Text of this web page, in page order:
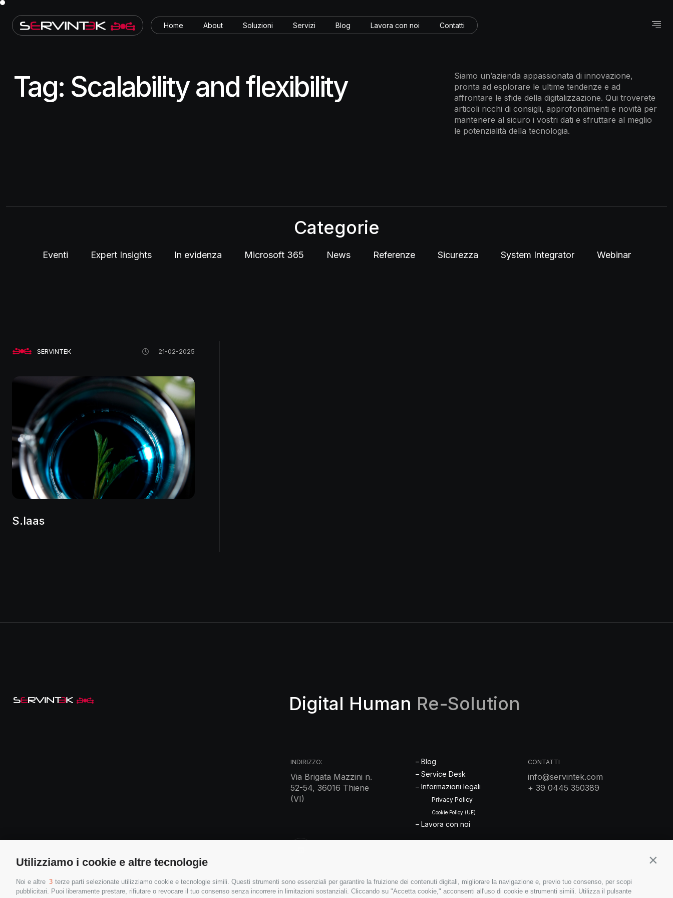
Utilizziamo i cookie e altre tecnologie
Noi e altre 3 terze parti selezionate utilizziamo cookie e tecnologie simili. Questi strumenti sono essenziali per garantire la fruizione dei contenuti digitali, migliorare la navigazione e, previo tuo consenso, per scopi
pubblicitari. Puoi liberamente prestare, rifiutare o revocare il tuo consenso senza incorrere in limitazioni sostanziali. Cliccando su "Accetta cookie," acconsenti all'uso di cookie e strumenti simili. Utilizza il pulsante
Home About Soluzioni Servizi Blog Lavora con noi Contatti
Tag: Scalability and flexibility
Siamo un’azienda appassionata di innovazione,
pronta ad esplorare le ultime tendenze e ad
affrontare le sfide della digitalizzazione. Qui troverete
articoli ricchi di consigli, approfondimenti e novità per
mantenere al sicuro i vostri dati e sfruttare al meglio
le potenzialità della tecnologia.
Categorie
Eventi Expert Insights In evidenza Microsoft 365 News Referenze Sicurezza System Integrator Webinar
SERVINTEK 21-02-2025
S.Iaas
Digital Human Re-Solution
INDIRIZZO:
Via Brigata Mazzini n.
52-54, 36016 Thiene
(VI)
– Blog
– Service Desk
– Informazioni legali
Privacy Policy
Cookie Policy (UE)
– Lavora con noi
CONTATTI
info@servintek.com
+ 39 0445 350389